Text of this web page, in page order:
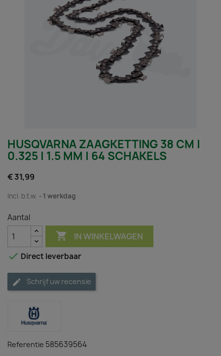
HUSQVARNA ZAAGKETTING 38 CM |
0.325 | 1.5 MM | 64 SCHAKELS
€ 31,99
Incl. b.t.w. 1 werkdag
Aantal
 IN WINKELWAGEN
 Direct leverbaar
Schrijf uw recensie
Referentie 585639564